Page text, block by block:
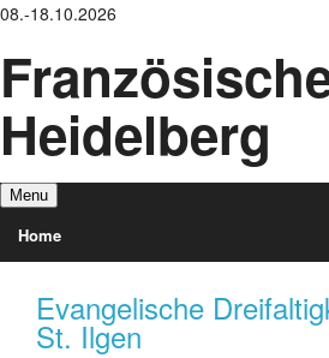
08.-18.10.2026
Heidelberg
Menu
Home
Über uns
Evangelische
St. Ilgen